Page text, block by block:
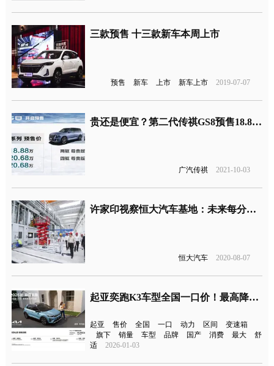
三款预售 十三款新车本周上市
预售 新车 上市 新车上市 2019-07-07
贵还是便宜？第二代传祺GS8预售18.88万元起
广汽传祺 2021-10-03
许家印视察恒大汽车基地：未来每分钟可生产一辆车
恒大汽车 2020-08-07
起亚奕跑K3车型全国一口价！最高降4.45万元
起亚 售价 全国 一口 动力 区间
变速箱
旗下
销量 车型 品牌 国产 消费 最大
舒
适
2026-01-03